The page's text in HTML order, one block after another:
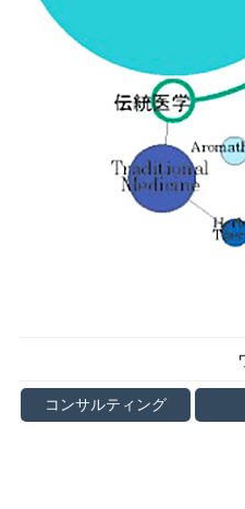
コンサルティング